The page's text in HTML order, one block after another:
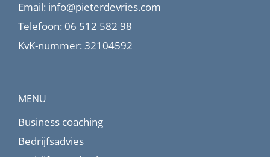
Email: info@pieterdevries.com
Telefoon: 06 512 582 98
KvK-nummer: 32104592
MENU
Business coaching
Bedrijfsadvies